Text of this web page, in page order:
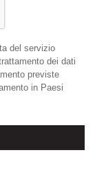
del servizio
dei dati
previste
in Paesi